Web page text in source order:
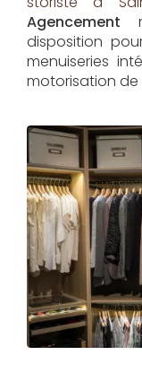
Agencement
disposition
menuiseries
motorisation de